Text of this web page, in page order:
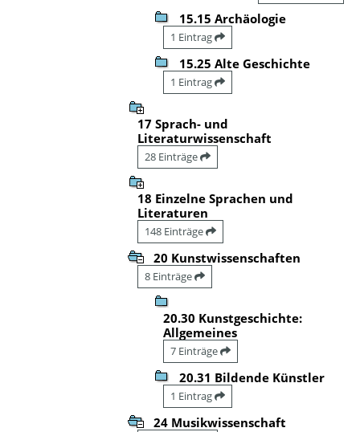
15.15 Archäologie
1 Eintrag
15.25 Alte Geschichte
1 Eintrag
17 Sprach- und
Literaturwissenschaft
28 Einträge
18 Einzelne Sprachen und
Literaturen
148 Einträge
20 Kunstwissenschaften
8 Einträge
20.30 Kunstgeschichte:
Allgemeines
7 Einträge
20.31 Bildende Künstler
1 Eintrag
24 Musikwissenschaft